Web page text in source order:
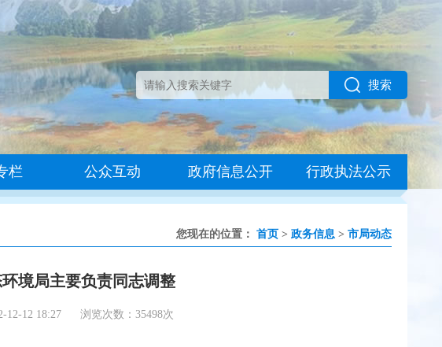
搜索
栏 公众互动 政府信息公开 行政执法公示
您现在的位置： 首页 > 政务信息 > 市局动态
境局主要负责同志调整
12-12 18:27 浏览次数：35498次